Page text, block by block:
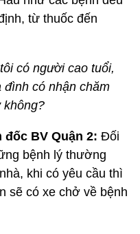
từ thuốc đến
có người cao tuổi,
đình có nhận chăm
không?
đốc BV Quận 2: Đối
bệnh lý thường
khi có yêu cầu thì
sẽ có xe chở về bệnh